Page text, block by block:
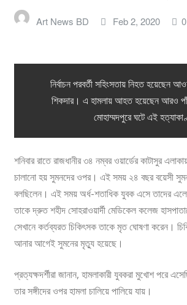
অন্যান্য
Art News BD Feb 2, 2020 0
নির্বাচন পরবর্তী সহিংসতায় নিহত হয়েছেন
শিকদার। এ হামলায় আহত হয়েছেন আরও
মোহাম্মদপুরে ঘটে এই
শনিবার রাতে রাজধানীর ৩৪ নম্বর ওয়ার্ডের কাটাসুর
চালানো হয় সুমনদের ওপর। এই সময় ২৪ বছর বয়েসী সুমন
বলছিলেন। এই সময় অর্ধ-শতাধিক যুবক এসে তাদের
তাকে দ্রুত শহীদ সোহরাওয়ার্দী মেডিকেল কলেজ
সেখানে কর্তব্যরত চিকিৎসক তাকে মৃত ঘোষণা করেন।
আনার আগেই সুমনের মৃত্যু হয়েছে।
প্রত্যক্ষদর্শীরা জানান, হামলাকারী যুবকরা মুখোশ পরে
তার সঙ্গীদের ওপর হামলা চালিয়ে পালিয়ে যায়।